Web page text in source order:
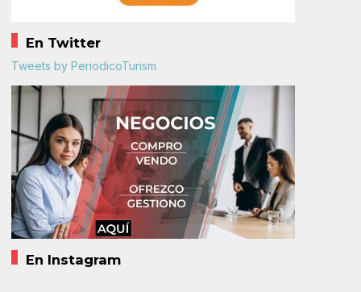
En Twitter
Tweets by PeriodicoTurism
En Instagram